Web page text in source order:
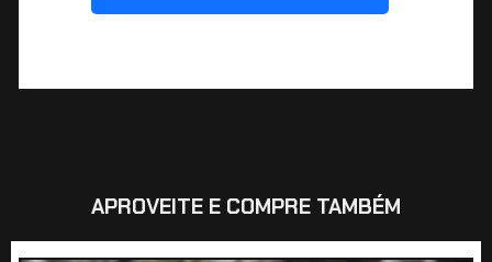
APROVEITE E COMPRE TAMBÉM